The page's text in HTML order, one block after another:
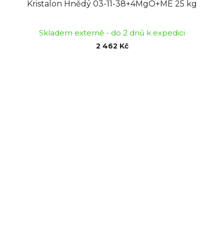
Kristalon Hnědý 03-11-38+4MgO+ME 25 kg
Skladem externě - do 2 dnů k expedici
2 462 Kč